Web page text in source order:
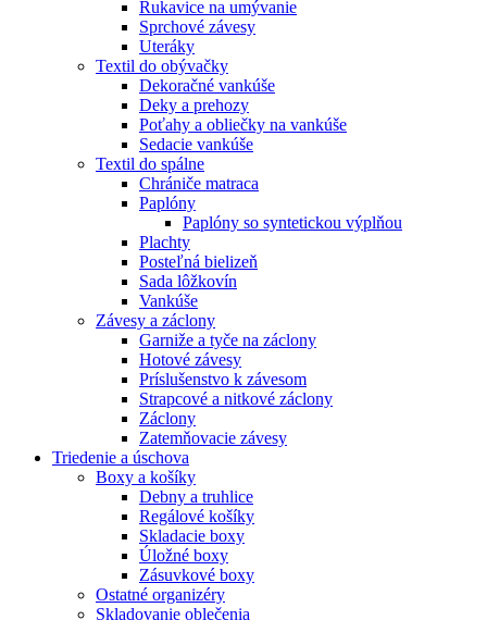
Rukavice na umývanie
Sprchové závesy
Uteráky
Textil do obývačky
Dekoračné vankúše
Deky a prehozy
Poťahy a obliečky na vankúše
Sedacie vankúše
Textil do spálne
Chrániče matraca
Paplóny
Paplóny so syntetickou výplňou
Plachty
Posteľná bielizeň
Sada lôžkovín
Vankúše
Závesy a záclony
Garniže a tyče na záclony
Hotové závesy
Príslušenstvo k závesom
Strapcové a nitkové záclony
Záclony
Zatemňovacie závesy
Triedenie a úschova
Boxy a košíky
Debny a truhlice
Regálové košíky
Skladacie boxy
Úložné boxy
Zásuvkové boxy
Ostatné organizéry
Skladovanie oblečenia